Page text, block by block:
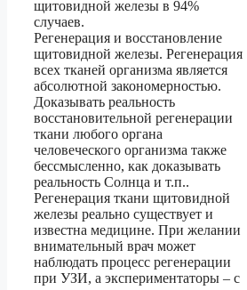
щитовидной железы в 94%
случаев.
Регенерация и восстановление
щитовидной железы. Регенерация
всех тканей организма является
абсолютной закономерностью.
Доказывать реальность
восстановительной регенерации
ткани любого органа
человеческого организма также
бессмысленно, как доказывать
реальность Солнца и т.п..
Регенерация ткани щитовидной
железы реально существует и
известна медицине. При желании
внимательный врач может
наблюдать процесс регенерации
при УЗИ, а экспериментаторы – с